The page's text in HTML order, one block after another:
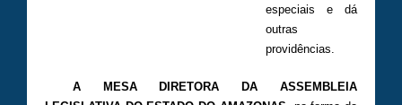
especiais e dá
outras
providências.
A MESA DIRETORA DA ASSEMBLEIA